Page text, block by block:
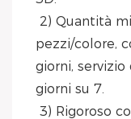
pezzi/colore,
giorni,
giorni su 7.